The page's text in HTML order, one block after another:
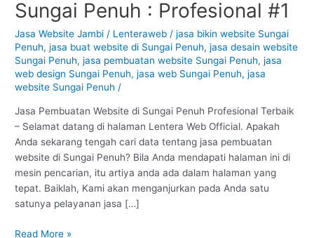
Sungai Penuh : Profesional #1
Jasa Website Jambi / Lenteraweb /jasa bikin website Sungai
Penuh,jasa buat website di Sungai Penuh,jasa desain website
Sungai Penuh,jasa pembuatan website Sungai Penuh,jasa
web design Sungai Penuh,jasa web Sungai Penuh,jasa
website Sungai Penuh /
Jasa Pembuatan Website di Sungai Penuh Profesional Terbaik
– Selamat datang di halaman Lentera Web Official. Apakah
Anda sekarang tengah cari data tentang jasa pembuatan
website di Sungai Penuh? Bila Anda mendapati halaman ini di
mesin pencarian, itu artiya anda ada dalam halaman yang
tepat. Baiklah, Kami akan menganjurkan pada Anda satu
satunya pelayanan jasa […]
Website
Sungai
Penuh
:
Profesional
Read More »